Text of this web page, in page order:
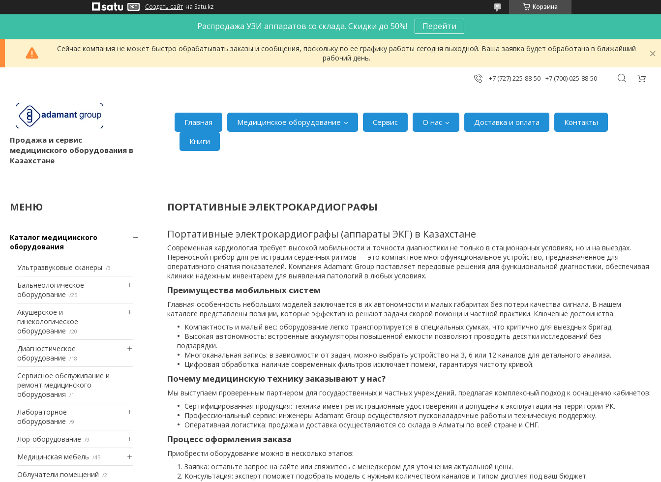
Создать сайт на Satu.kz Корзина
Распродажа УЗИ аппаратов со склада. Скидки до 50%! Перейти
Сейчас компания не может быстро обрабатывать заказы и сообщения, поскольку по ее графику работы сегодня выходной. Ваша заявка будет обработана в ближайший
рабочий день.
+7 (727) 225-88-50 +7 (700) 025-88-50
Продажа и сервис
медицинского оборудования в
Казахстане
Главная Медицинское оборудование Сервис О нас Доставка и оплата
Контакты
Книги
Каталог медицинского
оборудования
Ультразвуковые сканеры 3
Бальнеологическое
оборудование
25
Акушерское и
гинекологическое
оборудование
20
Диагностическое
оборудование
18
Сервисное обслуживание и
ремонт медицинского
оборудования
1
Лабораторное
оборудование
9
Лор-оборудование 9
Медицинская мебель 45
Облучатели помещений 2
ПОРТАТИВНЫЕ ЭЛЕКТРОКАРДИОГРАФЫ
Портативные электрокардиографы (аппараты ЭКГ) в Казахстане
Современная кардиология требует высокой мобильности и точности диагностики не только в стационарных условиях, но и на выездах.
Переносной прибор для регистрации сердечных ритмов — это компактное многофункциональное устройство, предназначенное для
оперативного снятия показателей. Компания Adamant Group поставляет передовые решения для функциональной диагностики, обеспечивая
клиники надежным инвентарем для выявления патологий в любых условиях.
Преимущества мобильных систем
Главная особенность небольших моделей заключается в их автономности и малых габаритах без потери качества сигнала. В нашем
каталоге представлены позиции, которые эффективно решают задачи скорой помощи и частной практики. Ключевые достоинства:
Компактность и малый вес: оборудование легко транспортируется в специальных сумках, что критично для выездных бригад.
Высокая автономность: встроенные аккумуляторы повышенной емкости позволяют проводить десятки исследований без
подзарядки.
Многоканальная запись: в зависимости от задач, можно выбрать устройство на 3, 6 или 12 каналов для детального анализа.
Цифровая обработка: наличие современных фильтров исключает помехи, гарантируя чистоту кривой.
Почему медицинскую технику заказывают у нас?
Мы выступаем проверенным партнером для государственных и частных учреждений, предлагая комплексный подход к оснащению кабинетов:
Сертифицированная продукция: техника имеет регистрационные удостоверения и допущена к эксплуатации на территории РК.
Профессиональный сервис: инженеры Adamant Group осуществляют пусконаладочные работы и техническую поддержку.
Оперативная логистика: продажа и доставка осуществляются со склада в Алматы по всей стране и СНГ.
Процесс оформления заказа
Приобрести оборудование можно в несколько этапов:
Заявка: оставьте запрос на сайте или свяжитесь с менеджером для уточнения актуальной цены.
Консультация: эксперт поможет подобрать модель с нужным количеством каналов и типом дисплея под ваш бюджет.